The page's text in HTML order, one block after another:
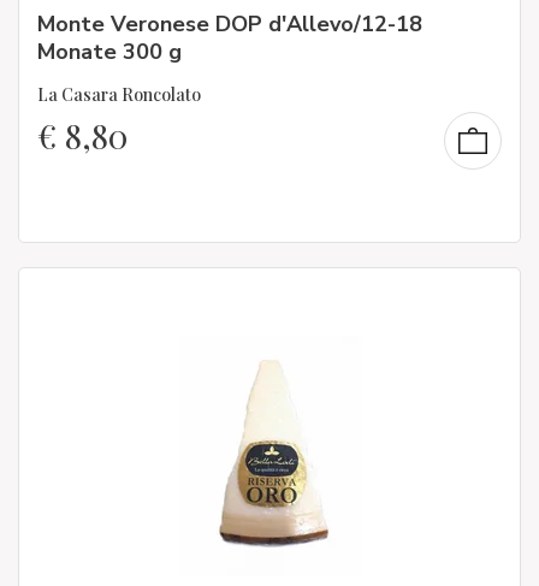
Monte Veronese DOP d'Allevo/12-18
Monate 300 g
La Casara Roncolato
€ 8,80